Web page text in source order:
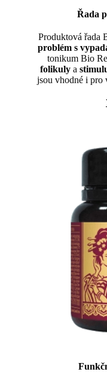
Řada
Produktová řada
problém s
tonikum Bio
folikulya
jsou vhodné i pro